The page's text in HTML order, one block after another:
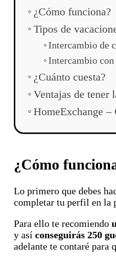
¿Cómo funciona?
Tipos de
Intercambio de
Intercambio con
¿Cuánto cuesta?
Ventajas de tener
HomeExchange –
¿Cómo
Lo primero que debes
completar tu perfil en la
Para ello te recomiendo
y así conseguirás 250
adelante te contaré para